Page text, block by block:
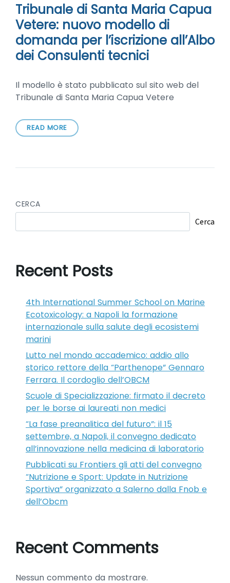
Tribunale di Santa Maria Capua
Vetere: nuovo modello di
domanda per l’iscrizione all’Albo
dei Consulenti tecnici
Il modello è stato pubblicato sul sito web del
Tribunale di Santa Maria Capua Vetere
READ MORE
CERCA
Cerca
Recent Posts
4th International Summer School on Marine
Ecotoxicology: a Napoli la formazione
internazionale sulla salute degli ecosistemi
marini
Lutto nel mondo accademico: addio allo
storico rettore della “Parthenope” Gennaro
Ferrara. Il cordoglio dell’OBCM
Scuole di Specializzazione: firmato il decreto
per le borse ai laureati non medici
“La fase preanalitica del futuro”: il 15
settembre, a Napoli, il convegno dedicato
all’innovazione nella medicina di laboratorio
Pubblicati su Frontiers gli atti del convegno
“Nutrizione e Sport: Update in Nutrizione
Sportiva” organizzato a Salerno dalla Fnob e
dell’Obcm
Recent Comments
Nessun commento da mostrare.